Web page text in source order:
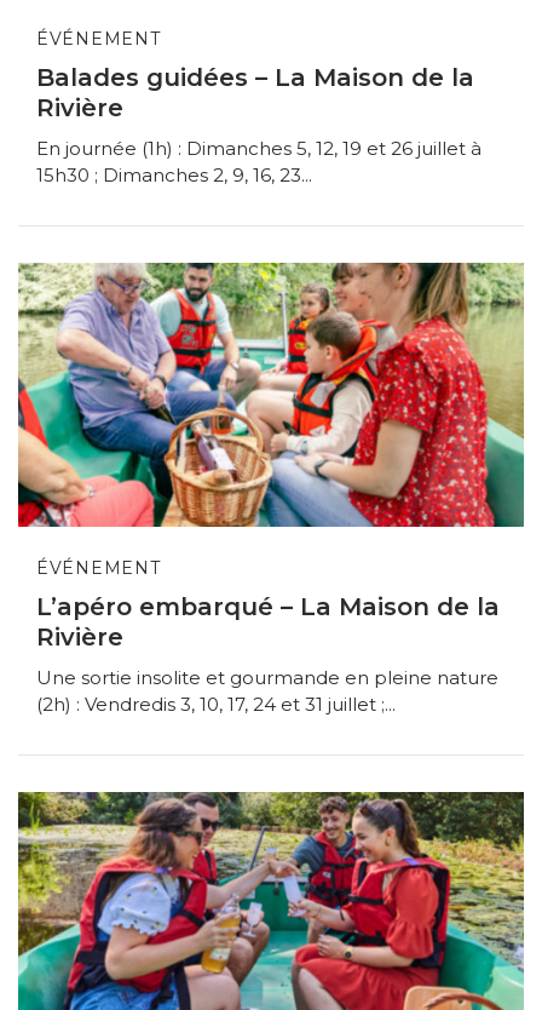
ÉVÉNEMENT
Balades guidées – La Maison de la
Rivière
En journée (1h) : Dimanches 5, 12, 19 et 26 juillet à
15h30 ; Dimanches 2, 9, 16, 23...
ÉVÉNEMENT
L’apéro embarqué – La Maison de la
Rivière
Une sortie insolite et gourmande en pleine nature
(2h) : Vendredis 3, 10, 17, 24 et 31 juillet ;...